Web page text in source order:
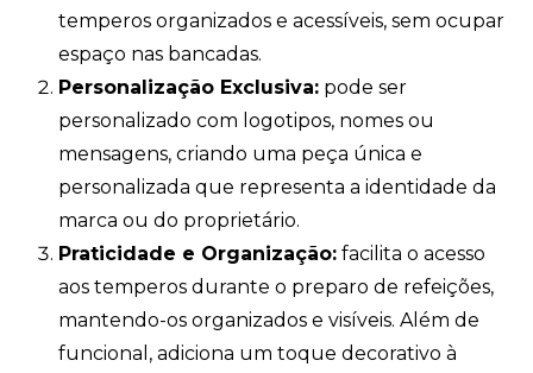
temperos organizados e acessíveis, sem ocupar
espaço nas bancadas.
Personalização Exclusiva:pode ser
personalizado com logotipos, nomes ou
mensagens, criando uma peça única e
personalizada que representa a identidade da
marca ou do proprietário.
Praticidade e Organização:facilita o acesso
aos temperos durante o preparo de refeições,
mantendo-os organizados e visíveis. Além de
funcional, adiciona um toque decorativo à